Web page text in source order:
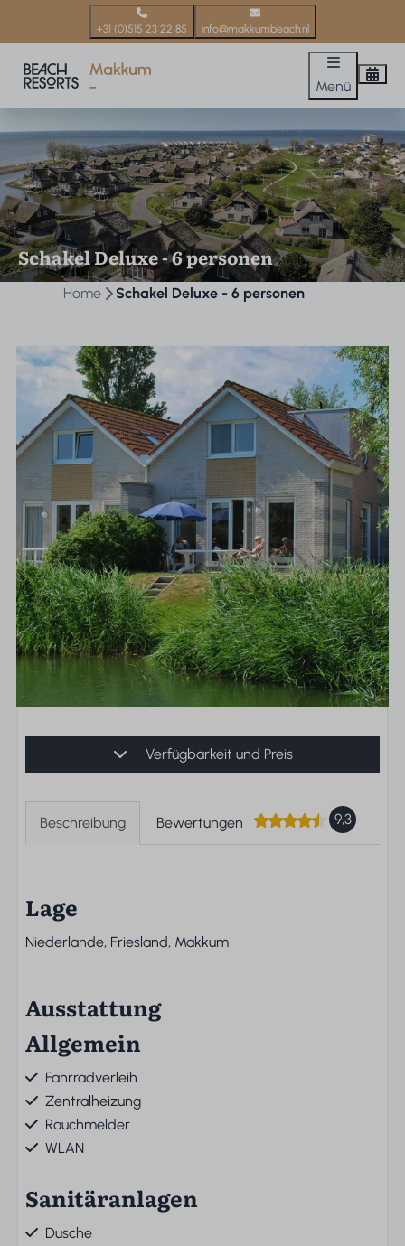
+31 (0)515 23 22 85 info@makkumbeach.nl
Menü
Schakel Deluxe - 6 personen
Home Schakel Deluxe - 6 personen
Verfügbarkeit und Preis
Beschreibung Bewertungen 9,3
Lage
Niederlande, Friesland, Makkum
Ausstattung
Allgemein
Fahrradverleih
Zentralheizung
Rauchmelder
WLAN
Sanitäranlagen
Dusche